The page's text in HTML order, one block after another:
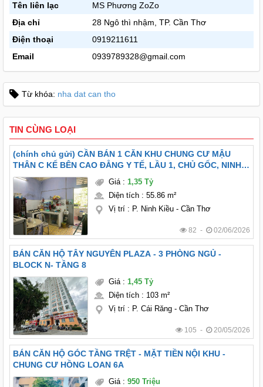
Tên liên lạc
MS Phương ZoZo
Địa chỉ
28 Ngô thì nhậm, TP. Cần Thơ
Điện thoại
0919211611
Email
0939789328@gmail.com
Từ khóa: nha dat can tho
TIN CÙNG LOẠI
(chính chủ gửi) CẦN BÁN 1 CĂN KHU CHUNG CƯ MẬU
THÂN C KẾ BÊN CAO ĐẲNG Y TẾ, LẦU 1, CHỦ GỐC, NINH
KIỀU TP CẦN THƠ
Giá: 1,35 Tỷ
Diện tích: 55.86 m²
Vị trí: P. Ninh Kiều - Cần Thơ
82 - 02/06/2026
BÁN CĂN HỘ TÂY NGUYÊN PLAZA - 3 PHÒNG NGỦ -
BLOCK N- TẦNG 8
Giá: 1,45 Tỷ
Diện tích: 103 m²
Vị trí: P. Cái Răng - Cần Thơ
105 - 20/05/2026
BÁN CĂN HỘ GÓC TẦNG TRỆT - MẶT TIỀN NỘI KHU -
CHUNG CƯ HỒNG LOAN 6A
Giá: 950 Triệu